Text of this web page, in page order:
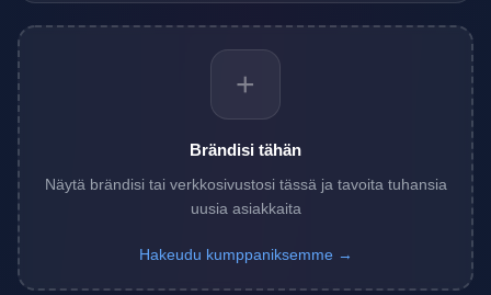
+
Brändisi tähän
Näytä brändisi tai verkkosivustosi tässä ja tavoita tuhansia
uusia asiakkaita
Hakeudu kumppaniksemme →